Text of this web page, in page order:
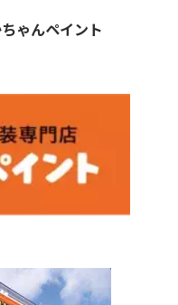
ゃんペイント